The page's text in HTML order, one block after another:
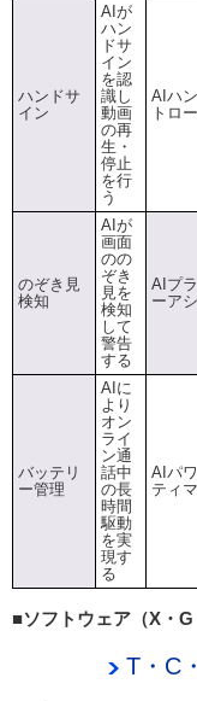
ハンドサ
イン
AIが
ハン
ドサ
イン
を認
識し
動画
の再
生・
停止
を行
う
AIハ
トロ
のぞき見
検知
AIが
画面
のの
ぞき
見を
検知
して
警告
する
AIプ
ーア
バッテリ
ー管理
AIに
より
オン
ライ
ン通
話中
の長
時間
駆動
を実
現す
る
AIパ
ティ
■ソフトウェア（X・G
T・C